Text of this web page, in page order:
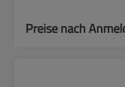
Preise nach